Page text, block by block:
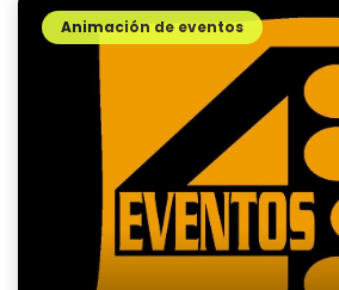
Animación de eventos